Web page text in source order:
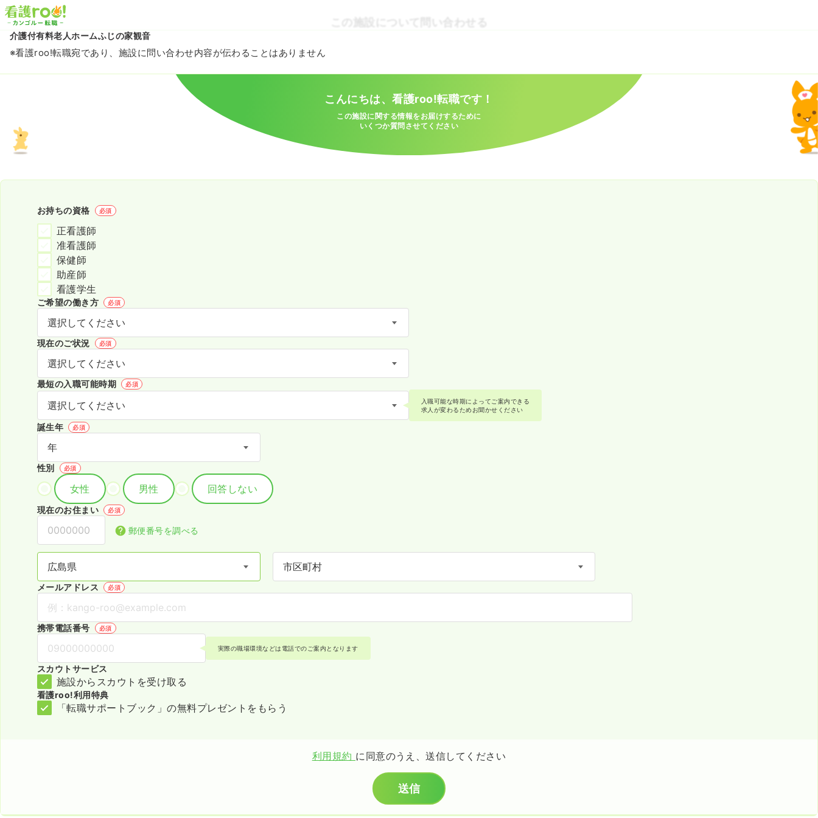
この施設について問い合わせる
介護付有料老人ホームふじの家観音
※看護roo!転職宛であり、施設に問い合わせ内容が伝わることはありません
こんにちは、看護roo!転職です！
この施設に関する情報をお届けするために
いくつか質問させてください
お持ちの資格 必須
正看護師
准看護師
保健師
助産師
看護学生
ご希望の働き方 必須
現在のご状況 必須
最短の入職可能時期 必須
入職可能な時期によってご案内できる
求人が変わるためお聞かせください
誕生年 必須
性別 必須
女性 男性 回答しない
現在のお住まい 必須
郵便番号を調べる
メールアドレス 必須
携帯電話番号 必須
実際の職場環境などは電話でのご案内となります
スカウトサービス
施設からスカウトを受け取る
看護roo!利用特典
「転職サポートブック」の無料プレゼントをもらう
利用規約 に同意のうえ、送信してください
送信